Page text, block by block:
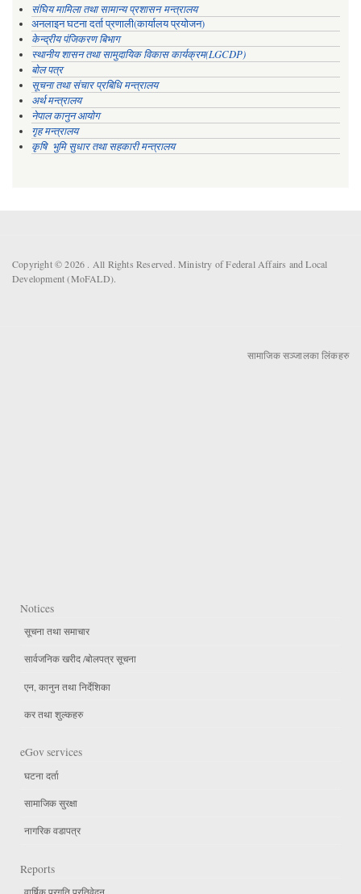
संघिय मामिला तथा सामान्य प्रशासन मन्त्रालय
अनलाइन घटना दर्ता प्रणाली(कार्यालय प्रयोजन)
केन्द्रीय पंजिकरण बिभाग
स्थानीय शासन तथा सामुदायिक विकास कार्यक्रम(LGCDP)
बोल पत्र
सूचना तथा संचार प्रबिधि मन्त्रालय
अर्थ मन्त्रालय
नेपाल कानुन आयोग
गृह मन्त्रालय
कृषि भुमि सुधार तथा सहकारी मन्त्रालय
Copyright © 2026 . All Rights Reserved. Ministry of Federal Affairs and Local
Development (MoFALD).
सामाजिक सञ्जालका लिंकहरु
Notices
सूचना तथा समाचार
सार्वजनिक खरीद /बोलपत्र सूचना
एन, कानुन तथा निर्देशिका
कर तथा शुल्कहरु
eGov services
घटना दर्ता
सामाजिक सुरक्षा
नागरिक वडापत्र
Reports